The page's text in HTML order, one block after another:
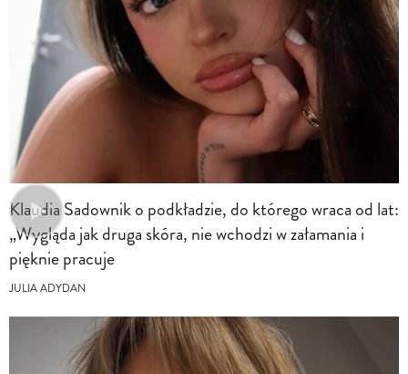
Klaudia Sadownik o podkładzie, do którego wraca od lat:
„Wygląda jak druga skóra, nie wchodzi w załamania i
pięknie pracuje
JULIA ADYDAN